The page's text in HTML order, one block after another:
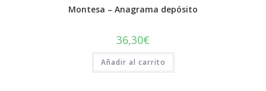
Montesa – Anagrama depósito
36,30€
Añadir al carrito